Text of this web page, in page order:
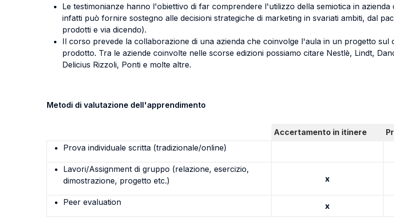
Le testimonianze hanno l'obiettivo di far comprendere l'utilizzo della semiotica in
infatti può fornire sostegno alle decisioni strategiche di marketing in svariati ambiti, dal
prodotti e via dicendo).
Il corso prevede la collaborazione di una azienda che coinvolge l'aula in un progetto
prodotto. Tra le aziende coinvolte nelle scorse edizioni possiamo citare Nestlè, Lindt,
Delicius Rizzoli, Ponti e molte altre.
Metodi di valutazione dell'apprendimento
Accertamento in itinere
Prova individuale scritta (tradizionale/online)
Lavori/Assignment di gruppo (relazione, esercizio,
dimostrazione, progetto etc.)
x
Peer evaluation x